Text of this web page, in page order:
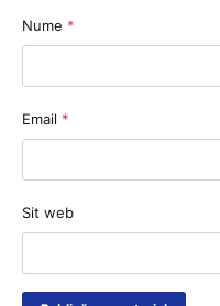
Nume *
Email *
Sit web